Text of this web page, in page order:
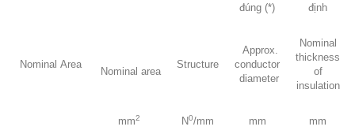
đúng (*)
định
Nominal Area
Nominal area
Structure
Approx.
conductor
diameter
Nominal
thickness
of
insulation
mm2 N0/mm mm mm